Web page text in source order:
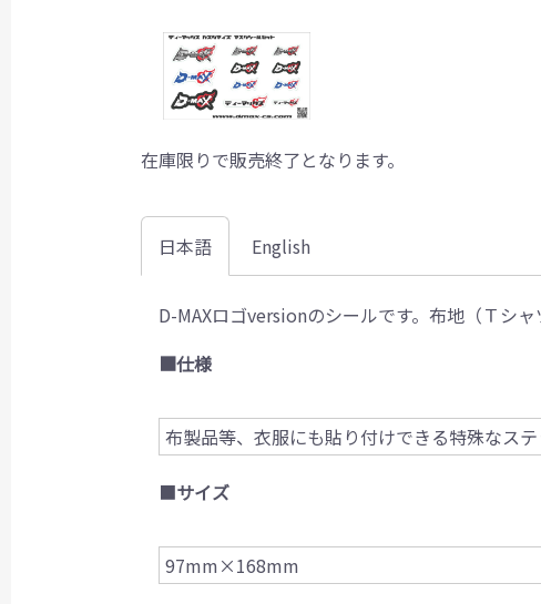
在庫限りで販売終了となります。
日本語 English
D-MAXロゴversionのシールです。布地（Ｔシ
■仕様
布製品等、衣服にも貼り付けできる特殊なステ
■サイズ
97mm×168mm